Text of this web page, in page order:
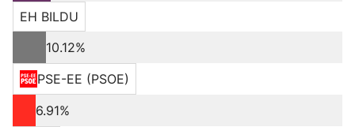
EH BILDU
10.12%
PSE-EE (PSOE)
6.91%